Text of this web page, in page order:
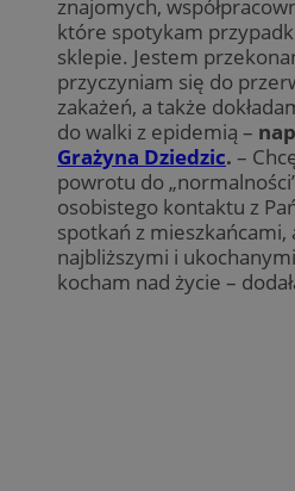
znajomych,
które spotykam
sklepie. Jestem
przyczyniam się do
zakażeń, a także
do walki z epidemią –
Grażyna Dziedzic. –
powrotu do
osobistego kontaktu z
spotkań z mieszkańcami,
najbliższymi i
kocham nad życie –